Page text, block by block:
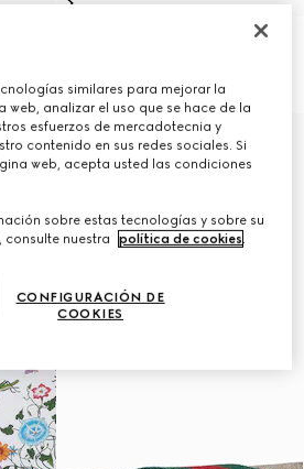
Personalizar con las iniciales
similares para mejorar la
web, analizar el uso que se hace de la
esfuerzos de mercadotecnia y
contenido en sus redes sociales. Si
web, acepta usted las condiciones
sobre estas tecnologías y sobre su
consulte nuestra
política de cookies.
CONFIGURACIÓN DE
COOKIES